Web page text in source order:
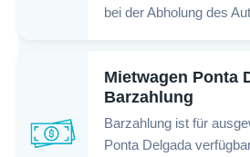
bei der Abholung des
Mietwagen Ponta
Barzahlung
Barzahlung ist für
Ponta Delgada